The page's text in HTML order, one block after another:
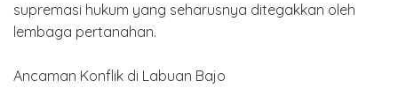
supremasi hukum yang seharusnya ditegakkan oleh
lembaga pertanahan.
Ancaman Konflik di Labuan Bajo